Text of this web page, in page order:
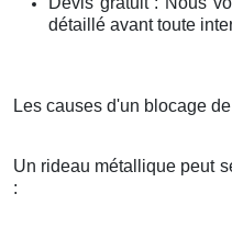
détaillé avant toute
Les causes d'un blocage
Un rideau métallique peut
: